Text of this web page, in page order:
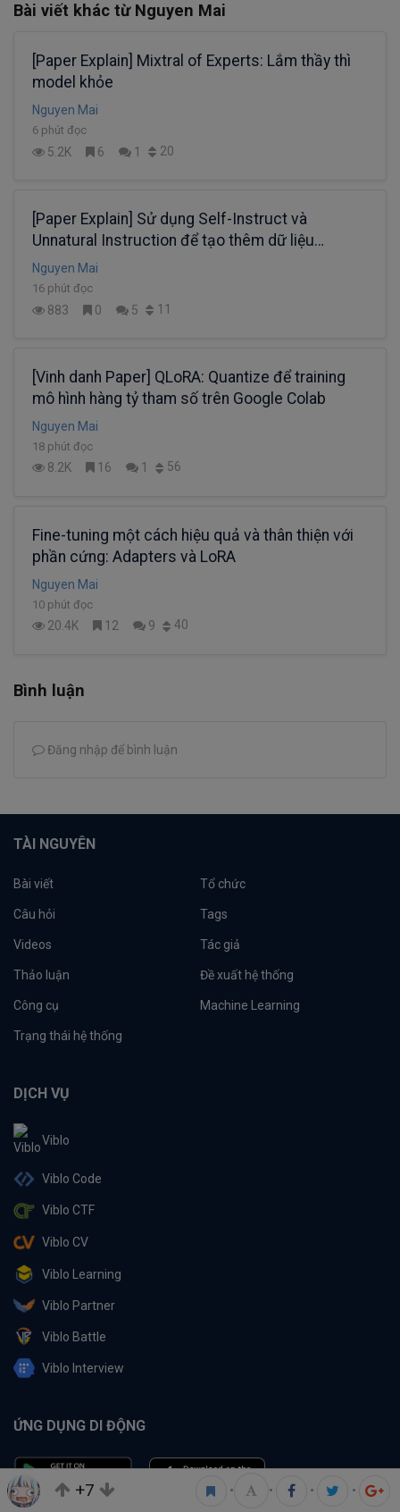
Bài viết khác từ Nguyen Mai
[Paper Explain] Mixtral of Experts: Lắm thầy thì
model khỏe
Nguyen Mai
6 phút đọc
5.2K 6 1 20
[Paper Explain] Sử dụng Self-Instruct và
Unnatural Instruction để tạo thêm dữ liệu
training LLM
Nguyen Mai
16 phút đọc
883 0 5 11
[Vinh danh Paper] QLoRA: Quantize để training
mô hình hàng tỷ tham số trên Google Colab
Nguyen Mai
18 phút đọc
8.2K 16 1 56
Fine-tuning một cách hiệu quả và thân thiện với
phần cứng: Adapters và LoRA
Nguyen Mai
10 phút đọc
20.4K 12 9 40
Bình luận
Đăng nhập để bình luận
+7 • • • •
TÀI NGUYÊN
Bài viết Tổ chức
Câu hỏi Tags
Videos Tác giả
Thảo luận Đề xuất hệ thống
Công cụ Machine Learning
Trạng thái hệ thống
DỊCH VỤ
Viblo
Viblo Code
Viblo CTF
Viblo CV
Viblo Learning
Viblo Partner
Viblo Battle
Viblo Interview
ỨNG DỤNG DI ĐỘNG